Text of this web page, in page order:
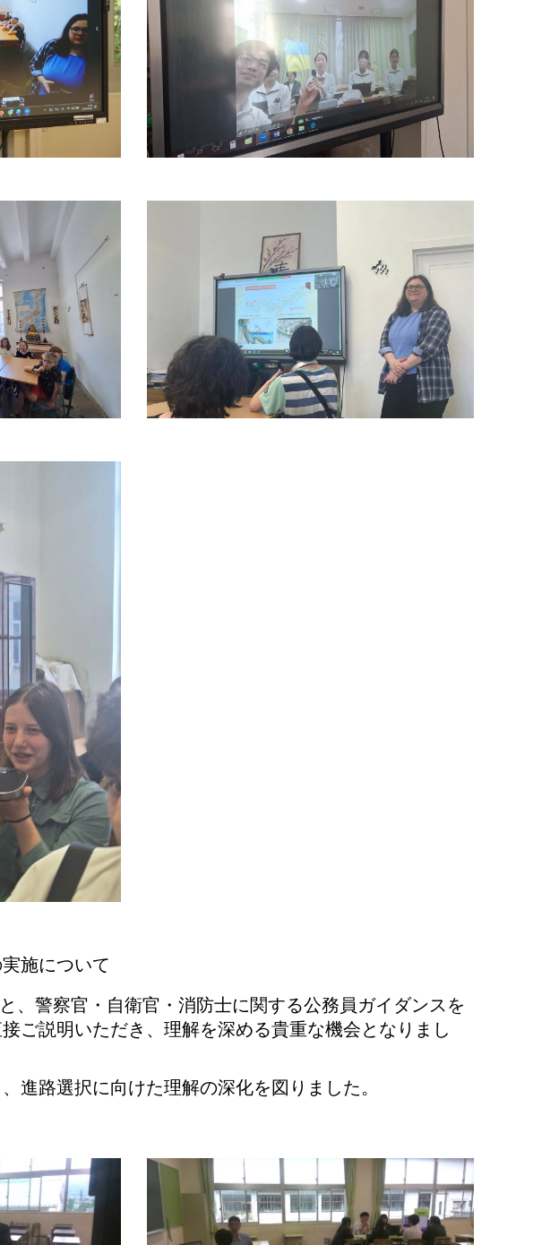
施について
警察官・自衛官・消防士に関する公務員ガイダンスを
ご説明いただき、理解を深める貴重な機会となりまし
進路選択に向けた理解の深化を図りました。